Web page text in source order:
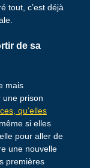
tout, c’est déjà
de sa
mais
une prison
qu’elles
si elles
pour aller de
une nouvelle
premières